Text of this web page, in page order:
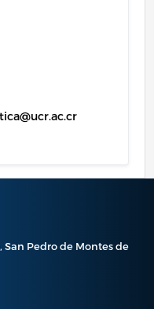
Pedro de Montes de